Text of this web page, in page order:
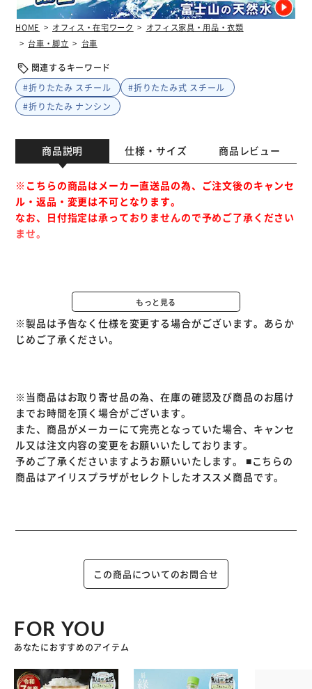
HOME オフィス・在宅ワーク
オフィス家具・用品・衣類
台車・脚立
台車
関連するキーワード
#折りたたみ スチール
#折りたたみ式 スチール
#折りたたみ ナンシン
商品説明 仕様・サイズ 商品レビュー
※こちらの商品はメーカー直送品の為、ご注文後のキャンセ
ル・返品・変更は不可となります。
なお、日付指定は承っておりませんので予めご了承ください
ませ。
●ハンドルは折りたたみ式。もっと見る
※製品は予告なく仕様を変更する場合がございます。あらか
じめご了承ください。
※当商品はお取り寄せ品の為、在庫の確認及び商品のお届け
までお時間を頂く場合がございます。
また、商品がメーカーにて完売となっていた場合、キャンセ
ル又は注文内容の変更をお願いいたしております。
予めご了承くださいますようお願いいたします。 ■こちらの
商品はアイリスプラザがセレクトしたオススメ商品です。
この商品についてのお問合せ
FOR YOU
あなたにおすすめのアイテム